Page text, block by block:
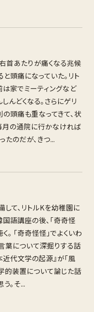
首あたりが痛くなる兆候
頭痛になっていた。リト
家でミーティングなど
んどくなる。さらにゲリ
頭痛も重なってきて、状
月の通院に行かなければ
たのだが、きつ...
して、リトルKを幼稚園に
語講座の後、「奇奇怪
。 「奇奇怪怪」でよくいわ
葉について深掘りする話
代文学の起源』が「風
的装置について論じた話
。そ...